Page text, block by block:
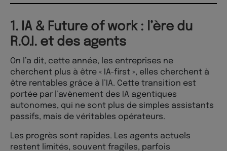
1. IA & Future of work : l’ère du
R.O.I. et des agents
On l’a dit, cette année, les entreprises ne
cherchent plus à être « IA-first », elles cherchent à
être rentables grâce à l’IA. Cette transition est
portée par l’avènement des IA agentiques
autonomes, qui ne sont plus de simples assistants
passifs, mais de véritables opérateurs.
Les progrès sont rapides. Les agents actuels
restent limités, souvent fragiles, parfois